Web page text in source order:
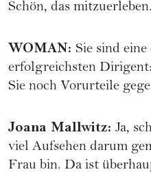
Schön, das mitzuerleben.
WOMAN: Sie sind
erfolgreichsten
Sie noch Vorurteile
Joana Mallwitz: Ja,
viel Aufsehen darum
Frau bin. Da ist